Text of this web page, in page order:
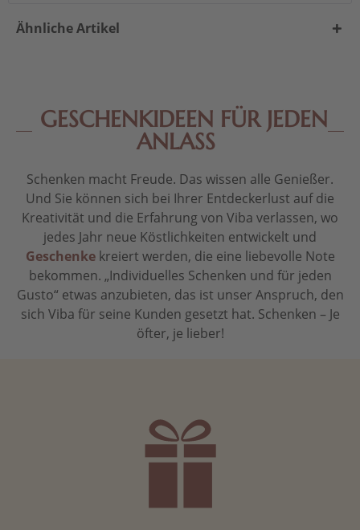
Ähnliche Artikel
GESCHENKIDEEN FÜR JEDEN
ANLASS
Schenken macht Freude. Das wissen alle Genießer.
Und Sie können sich bei Ihrer Entdeckerlust auf die
Kreativität und die Erfahrung von Viba verlassen, wo
jedes Jahr neue Köstlichkeiten entwickelt und
Geschenkekreiert werden, die eine liebevolle Note
bekommen. „Individuelles Schenken und für jeden
Gusto“ etwas anzubieten, das ist unser Anspruch, den
sich Viba für seine Kunden gesetzt hat. Schenken – Je
öfter, je lieber!